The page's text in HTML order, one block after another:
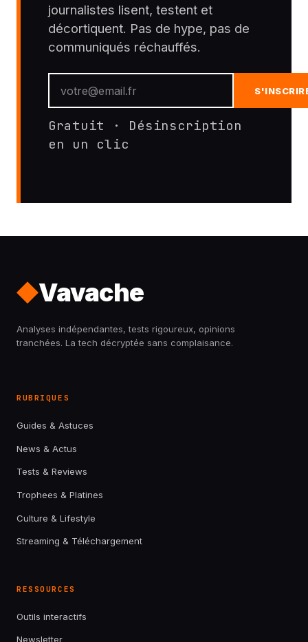
journalistes lisent, testent et
décortiquent. Pas de hype, pas de
communiqués réchauffés.
Gratuit · Désinscription
en un clic
Vavache
Analyses indépendantes, tests rigoureux, opinions
tranchées. La tech décryptée sans complaisance.
RUBRIQUES
Guides & Astuces
News & Actus
Tests & Reviews
Trophees & Platines
Culture & Lifestyle
Streaming & Téléchargement
RESSOURCES
Outils interactifs
Newsletter